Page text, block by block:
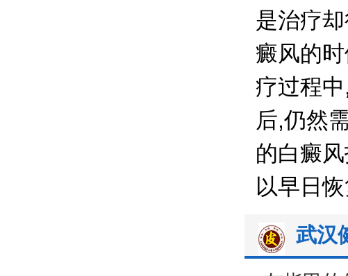
是治疗
癜风的
疗过程
后,仍然
的白癜
以早日
武汉